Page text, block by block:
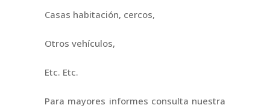
Casas habitación, cercos,
Otros vehículos,
Etc. Etc.
Para mayores informes consulta nuestra